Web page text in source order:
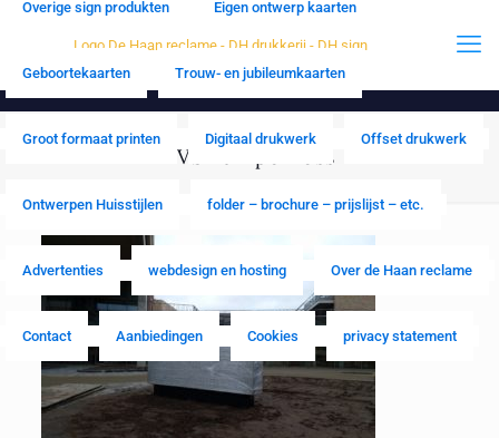
Overige sign produkten Eigen ontwerp kaarten
Geboortekaarten Trouw- en jubileumkaarten
Groot formaat printen Digitaal drukwerk Offset drukwerk
Ontwerpen Huisstijlen folder – brochure – prijslijst – etc.
Advertenties webdesign en hosting Over de Haan reclame
Contact Aanbiedingen Cookies privacy statement
RVS zuil poli oss